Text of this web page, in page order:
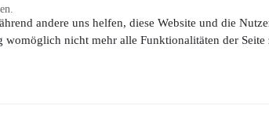
andere uns helfen, diese Website und die
nicht mehr alle Funktionalitäten der